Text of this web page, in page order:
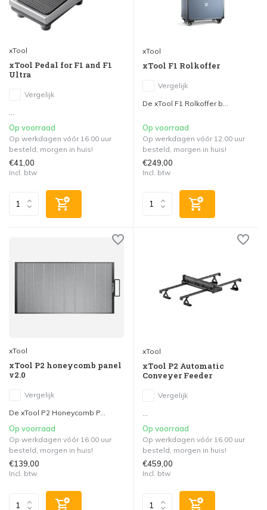
xTool
xTool Pedal for F1 and F1
Ultra
Vergelijk
Op voorraad
Op werkdagen vóór 16.00 uur
besteld, morgen in huis!
€41,00
Incl. btw
xTool
xTool F1 Rolkoffer
Vergelijk
De xTool F1 Rolkoffer b...
Op voorraad
Op werkdagen vóór 12.00 uur
besteld, morgen in huis!
€249,00
Incl. btw
xTool
xTool P2 honeycomb panel
v2.0
Vergelijk
De xTool P2 Honeycomb P...
Op voorraad
Op werkdagen vóór 16.00 uur
besteld, morgen in huis!
€139,00
Incl. btw
xTool
xTool P2 Automatic
Conveyer Feeder
Vergelijk
...
Op voorraad
Op werkdagen vóór 16.00 uur
besteld, morgen in huis!
€459,00
Incl. btw